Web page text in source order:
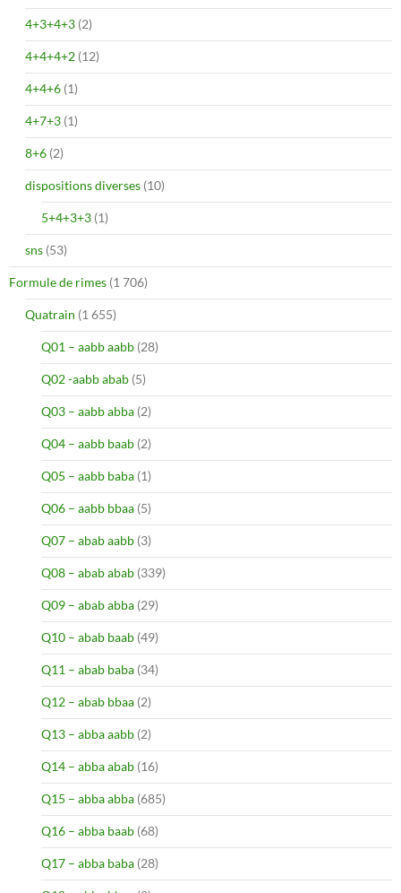
4+3+4+3 (2)
4+4+4+2 (12)
4+4+6 (1)
4+7+3 (1)
8+6 (2)
dispositions diverses (10)
5+4+3+3 (1)
sns (53)
Formule de rimes (1 706)
Quatrain (1 655)
Q01 – aabb aabb (28)
Q02 -aabb abab (5)
Q03 – aabb abba (2)
Q04 – aabb baab (2)
Q05 – aabb baba (1)
Q06 – aabb bbaa (5)
Q07 – abab aabb (3)
Q08 – abab abab (339)
Q09 – abab abba (29)
Q10 – abab baab (49)
Q11 – abab baba (34)
Q12 – abab bbaa (2)
Q13 – abba aabb (2)
Q14 – abba abab (16)
Q15 – abba abba (685)
Q16 – abba baab (68)
Q17 – abba baba (28)